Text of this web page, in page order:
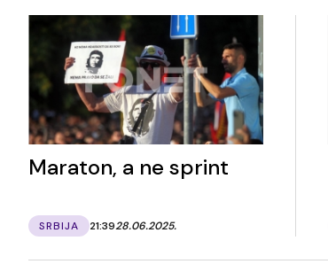
Maraton, a ne sprint
SRBIJA 21:3928.06.2025.